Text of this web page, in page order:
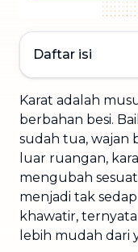
Daftar isi
Karat adalah
berbahan besi.
sudah tua, wajan
luar ruangan,
mengubah
menjadi tak
khawatir,
lebih mudah dari